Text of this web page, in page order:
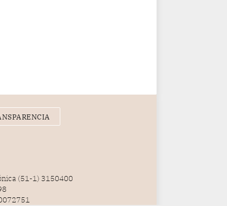
(51-1) 3150400